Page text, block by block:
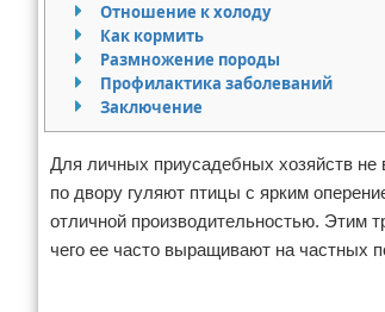
Международный бизнес
Продажи
Начало бизнеса
Обзоры услуг
Самосовершенствование
Для правообладателей
Условия предоставления информации
Отказ от ответственности
Отношение к холоду
Как кормить
Размножение породы
Профилактика заболеваний
Заключение
Для личных приусадебных хозяйств не
по двору гуляют птицы с ярким
отличной производительностью. Этим
чего ее часто выращивают на частных